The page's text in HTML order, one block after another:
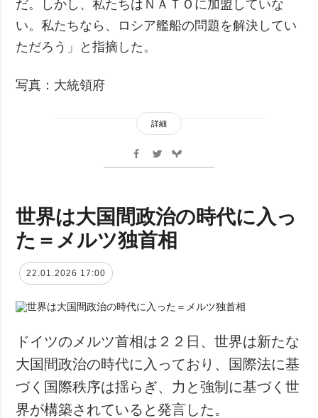
だ。しかし、私たちはＮＡＴＯに加盟していな
い。私たちなら、ロシア艦船の問題を解決してい
ただろう」と指摘した。
写真：大統領府
詳細
世界は大国間政治の時代に入っ
た＝メルツ独首相
22.01.2026 17:00
ドイツのメルツ首相は２２日、世界は新たな
大国間政治の時代に入っており、国際法に基
づく国際秩序は揺らぎ、力と強制に基づく世
界が構築されていると発言した。